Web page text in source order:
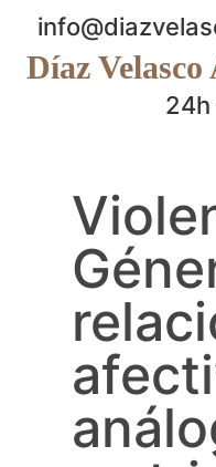
Díaz Velasco
24h